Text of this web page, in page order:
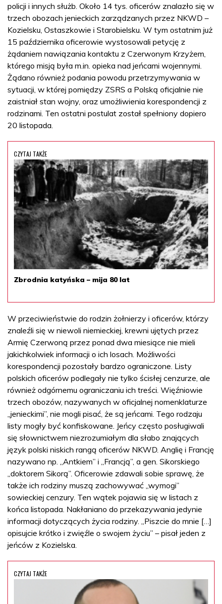
policji i innych służb. Około 14 tys. oficerów znalazło się w
trzech obozach jenieckich zarządzanych przez NKWD –
Kozielsku, Ostaszkowie i Starobielsku. W tym ostatnim już
15 października oficerowie wystosowali petycję z
żądaniem nawiązania kontaktu z Czerwonym Krzyżem,
którego misją była m.in. opieka nad jeńcami wojennymi.
Żądano również podania powodu przetrzymywania w
sytuacji, w której pomiędzy ZSRS a Polską oficjalnie nie
zaistniał stan wojny, oraz umożliwienia korespondencji z
rodzinami. Ten ostatni postulat został spełniony dopiero
20 listopada.
CZYTAJ TAKŻE
Zbrodnia katyńska – mija 80 lat
W przeciwieństwie do rodzin żołnierzy i oficerów, którzy
znaleźli się w niewoli niemieckiej, krewni ujętych przez
Armię Czerwoną przez ponad dwa miesiące nie mieli
jakichkolwiek informacji o ich losach. Możliwości
korespondencji pozostały bardzo ograniczone. Listy
polskich oficerów podlegały nie tylko ścisłej cenzurze, ale
również odgórnemu ograniczaniu ich treści. Więźniowie
trzech obozów, nazywanych w oficjalnej nomenklaturze
„jenieckimi”, nie mogli pisać, że są jeńcami. Tego rodzaju
listy mogły być konfiskowane. Jeńcy często posługiwali
się słownictwem niezrozumiałym dla słabo znających
język polski niskich rangą oficerów NKWD. Anglię i Francję
nazywano np. „Antkiem” i „Francją”, a gen. Sikorskiego
„doktorem Sikorą”. Oficerowie zdawali sobie sprawę, że
także ich rodziny muszą zachowywać „wymogi”
sowieckiej cenzury. Ten wątek pojawia się w listach z
końca listopada. Nakłaniano do przekazywania jedynie
informacji dotyczących życia rodziny. „Piszcie do mnie […]
opisujcie krótko i zwięźle o swojem życiu” – pisał jeden z
jeńców z Kozielska.
CZYTAJ TAKŻE